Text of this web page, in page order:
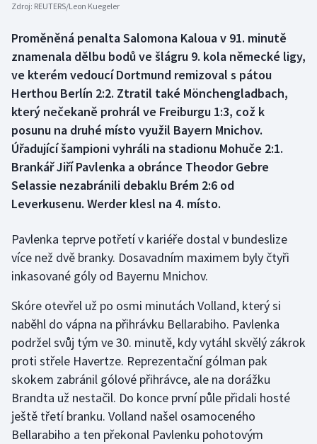
Box
Curling
Dostihy
Florbal
Futsal
Gymnastika
Jezdectví
Judo
Krasobruslení
Lezení
Zdroj: REUTERS/Leon Kuegeler
Proměněná penalta Salomona Kaloua v 91. minutě
znamenala dělbu bodů ve šlágru 9. kola německé ligy,
ve kterém vedoucí Dortmund remizoval s pátou
Herthou Berlín 2:2. Ztratil také Mönchengladbach,
který nečekaně prohrál ve Freiburgu 1:3, což k
posunu na druhé místo využil Bayern Mnichov.
Úřadující šampioni vyhráli na stadionu Mohuče 2:1.
Brankář Jiří Pavlenka a obránce Theodor Gebre
Selassie nezabránili debaklu Brém 2:6 od
Leverkusenu. Werder klesl na 4. místo.
Pavlenka teprve potřetí v kariéře dostal v bundeslize
více než dvě branky. Dosavadním maximem byly čtyři
inkasované góly od Bayernu Mnichov.
Skóre otevřel už po osmi minutách Volland, který si
naběhl do vápna na přihrávku Bellarabiho. Pavlenka
podržel svůj tým ve 30. minutě, kdy vytáhl skvělý zákrok
proti střele Havertze. Reprezentační gólman pak
skokem zabránil gólové přihrávce, ale na dorážku
Brandta už nestačil. Do konce první půle přidali hosté
ještě třetí branku. Volland našel osamoceného
Bellarabiho a ten překonal Pavlenku pohotovým